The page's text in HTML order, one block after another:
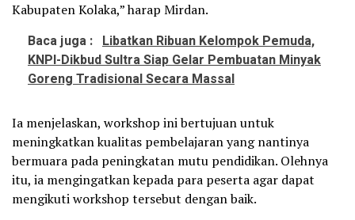
Kabupaten Kolaka,” harap Mirdan.
Baca juga : Libatkan Ribuan Kelompok Pemuda,
KNPI-Dikbud Sultra Siap Gelar Pembuatan Minyak
Goreng Tradisional Secara Massal
Ia menjelaskan, workshop ini bertujuan untuk
meningkatkan kualitas pembelajaran yang nantinya
bermuara pada peningkatan mutu pendidikan. Olehnya
itu, ia mengingatkan kepada para peserta agar dapat
mengikuti workshop tersebut dengan baik.